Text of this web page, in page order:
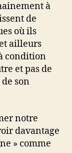
à
de
où ils
ailleurs
condition
et pas de
son
notre
davantage
» comme